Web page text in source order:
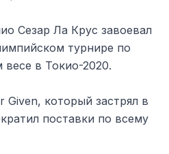
Сезар Ла Крус завоевал
турнире по
весе в Токио-2020.
Given, который застрял в
поставки по всему